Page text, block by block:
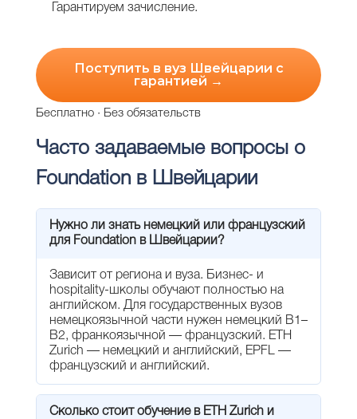
Гарантируем зачисление.
Поступить в вуз Швейцарии с
гарантией →
Бесплатно · Без обязательств
Часто задаваемые вопросы о
Foundation в Швейцарии
Нужно ли знать немецкий или французский
для Foundation в Швейцарии?
Зависит от региона и вуза. Бизнес- и
hospitality-школы обучают полностью на
английском. Для государственных вузов
немецкоязычной части нужен немецкий B1–
B2, франкоязычной — французский. ETH
Zurich — немецкий и английский, EPFL —
французский и английский.
Сколько стоит обучение в ETH Zurich и